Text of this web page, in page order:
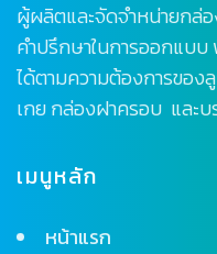
ผู้ผลิตและจัดจำหน่ายกล่อ
คำปรึกษาในการออกแบ
ได้ตามความต้องการของ
เกย กล่องฝาครอบ และ
เมนูหลัก
หน้าแรก